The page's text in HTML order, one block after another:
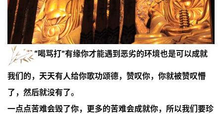
僧
音
高
僧
谈
心
“喝骂打”有缘你才能遇到恶劣的环境也是可以成就
我们的，天天有人给你歌功颂德，赞叹你，你就被赞叹懵
了，然后就没有了。
一点点苦难会毁了你，更多的苦难会成就你，所以我们要珍